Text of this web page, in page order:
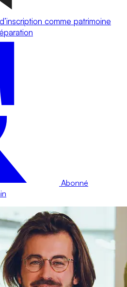
comme patrimoine
Abonné